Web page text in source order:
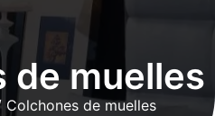
de muelles
de muelles